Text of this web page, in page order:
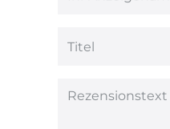
Anzeigename